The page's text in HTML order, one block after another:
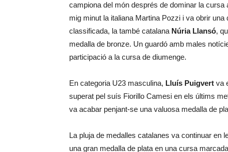
campiona del món després de dominar la
mig minut la italiana Martina Pozzi i va obrir
classificada, la també catalana Núria Llansó,
medalla de bronze. Un guardó amb males
participació a la cursa de diumenge.
En categoria U23 masculina, Lluís Puigvert va
superat pel suís Fiorillo Camesi en els últims
va acabar penjant-se una valuosa medalla de
La pluja de medalles catalanes va continuar en
una gran medalla de plata en una cursa